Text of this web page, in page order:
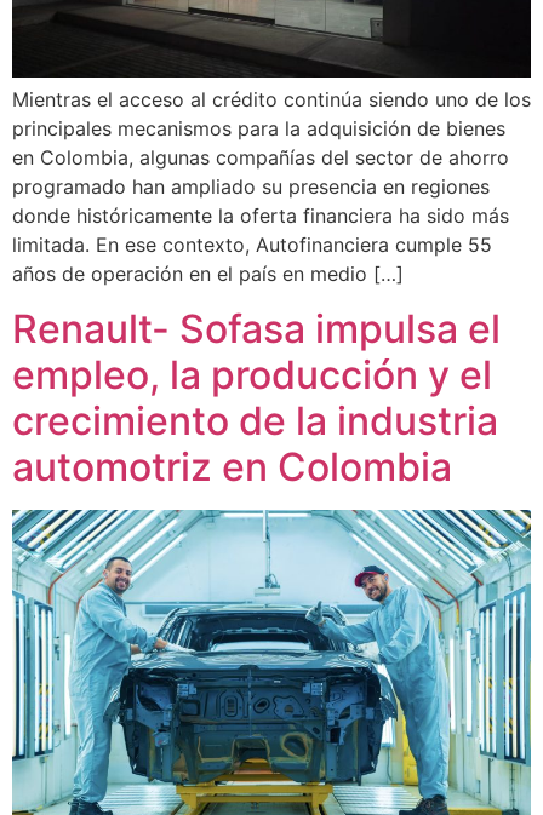
Mientras el acceso al crédito continúa siendo uno de los
principales mecanismos para la adquisición de bienes
en Colombia, algunas compañías del sector de ahorro
programado han ampliado su presencia en regiones
donde históricamente la oferta financiera ha sido más
limitada. En ese contexto, Autofinanciera cumple 55
años de operación en el país en medio […]
Renault- Sofasa impulsa el
empleo, la producción y el
crecimiento de la industria
automotriz en Colombia